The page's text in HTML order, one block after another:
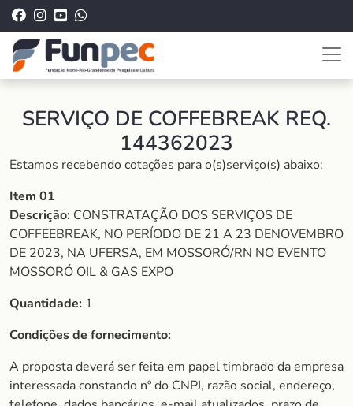
SERVIÇO DE COFFEBREAK REQ.
144362023
Estamos recebendo cotações para o(s)serviço(s) abaixo:
Item 01
Descrição: CONSTRATAÇÃO DOS SERVIÇOS DE
COFFEEBREAK, NO PERÍODO DE 21 A 23 DENOVEMBRO
DE 2023, NA UFERSA, EM MOSSORÓ/RN NO EVENTO
MOSSORÓ OIL & GAS EXPO
Quantidade: 1
Condições de fornecimento:
A proposta deverá ser feita em papel timbrado da empresa
interessada constando nº do CNPJ, razão social, endereço,